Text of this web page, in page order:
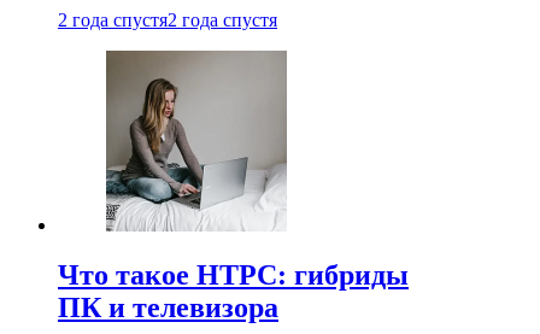
2 года спустя2 года спустя
Что такое HTPC: гибриды
ПК и телевизора